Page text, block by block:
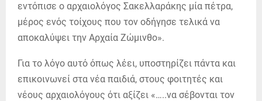
εντόπισε ο αρχαιολόγος Σακελλαράκης μία πέτρα,
μέρος ενός τοίχους που τον οδήγησε τελικά να
αποκαλύψει την Αρχαία Ζώμινθο».
Για το λόγο αυτό όπως λέει, υποστηρίζει πάντα και
επικοινωνεί στα νέα παιδιά, στους φοιτητές και
νέους αρχαιολόγους ότι αξίζει «…..να σέβονται τον